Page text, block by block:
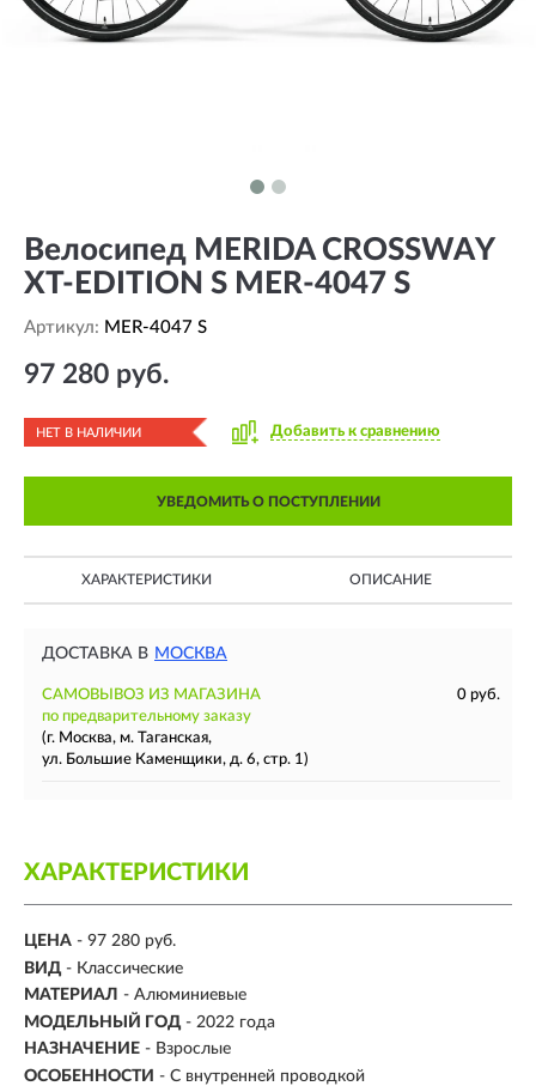
Велосипед MERIDA CROSSWAY
XT-EDITION S MER-4047 S
Артикул: MER-4047 S
97 280 руб.
НЕТ В НАЛИЧИИ Добавить к сравнению
УВЕДОМИТЬ О ПОСТУПЛЕНИИ
ХАРАКТЕРИСТИКИ ОПИСАНИЕ
ДОСТАВКА В МОСКВА
САМОВЫВОЗ ИЗ МАГАЗИНА
0 руб.
по предварительному заказу
(г. Москва, м. Таганская,
ул. Большие Каменщики, д. 6, стр. 1)
ХАРАКТЕРИСТИКИ
ЦЕНА - 97 280 руб.
ВИД - Классические
МАТЕРИАЛ - Алюминиевые
МОДЕЛЬНЫЙ ГОД - 2022 года
НАЗНАЧЕНИЕ - Взрослые
ОСОБЕННОСТИ - С внутренней проводкой